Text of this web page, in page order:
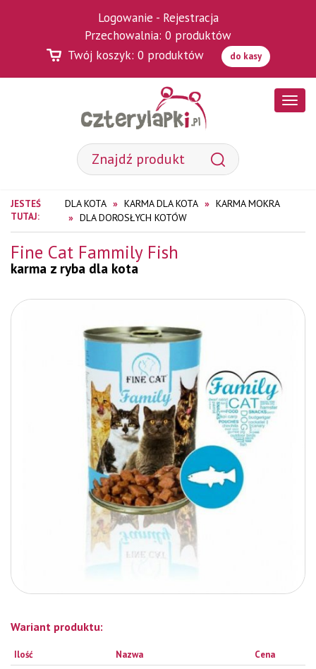
Logowanie - Rejestracja
Przechowalnia: 0 produktów
Twój koszyk: 0 produktów do kasy
JESTEŚ
TUTAJ:
DLA KOTA KARMA DLA KOTA
KARMA MOKRA
DLA DOROSŁYCH KOTÓW
Fine Cat Fammily Fish
karma z ryba dla kota
Wariant produktu:
Ilość Nazwa Cena